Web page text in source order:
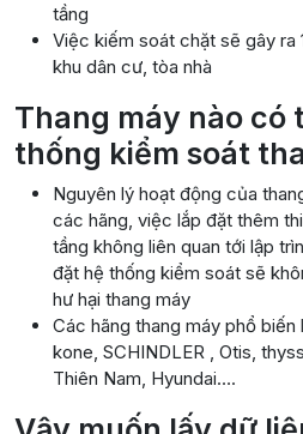
tầng
Việc kiếm soát chặt sẽ gây ra
khu dân cư, tòa nhà
Thang máy nào có
thống kiểm soát
Nguyên lý hoạt động của
các hãng, việc lắp đặt thêm
tầng không liên quan tới lập
đặt hệ thống kiểm soát sẽ
hư hại thang máy
Các hãng thang máy phổ
kone, SCHINDLER , Otis,
Thiên Nam, Hyundai….